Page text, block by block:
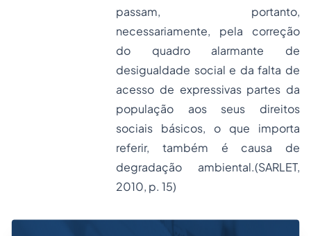
passam, portanto,
necessariamente, pela correção
do quadro alarmante de
desigualdade social e da falta de
acesso de expressivas partes da
população aos seus direitos
sociais básicos, o que importa
referir, também é causa de
degradação ambiental.(SARLET,
2010, p. 15)